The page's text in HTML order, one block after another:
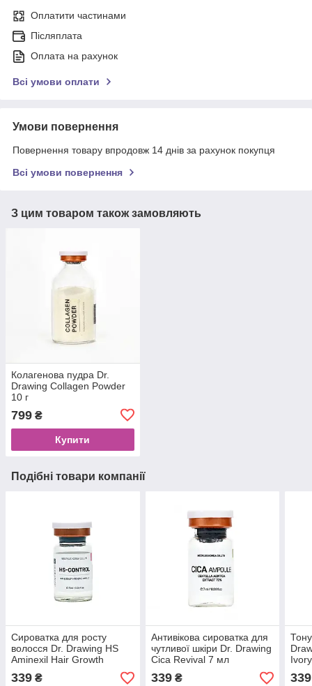
Оплатити частинами
Післяплата
Оплата на рахунок
Всі умови оплати
Умови повернення
Повернення товару впродовж 14 днів за рахунок покупця
Всі умови повернення
З цим товаром також замовляють
Колагенова пудра Dr.
Drawing Collagen Powder
10 г
799 ₴
Купити
Подібні товари компанії
Сироватка для росту
волосся Dr. Drawing HS
Aminexil Hair Growth
Control Serum 7 мл
339 ₴
Антивікова сироватка для
чутливої шкіри Dr. Drawing
Cica Revival 7 мл
339₴ 339